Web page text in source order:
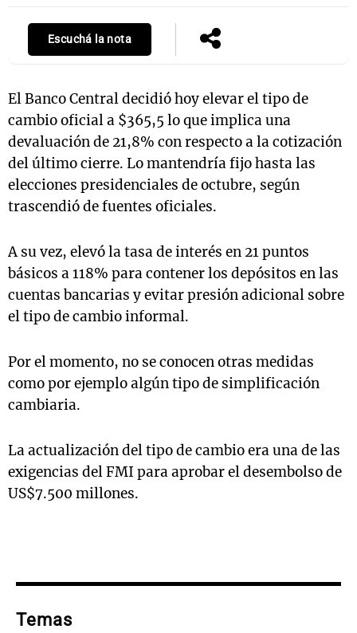
Escuchá la nota
El Banco Central decidió hoy elevar el tipo de
cambio oficial a $365,5 lo que implica una
devaluación de 21,8% con respecto a la cotización
del último cierre. Lo mantendría fijo hasta las
elecciones presidenciales de octubre, según
trascendió de fuentes oficiales.
A su vez, elevó la tasa de interés en 21 puntos
básicos a 118% para contener los depósitos en las
cuentas bancarias y evitar presión adicional sobre
el tipo de cambio informal.
Por el momento, no se conocen otras medidas
como por ejemplo algún tipo de simplificación
cambiaria.
La actualización del tipo de cambio era una de las
exigencias del FMI para aprobar el desembolso de
US$7.500 millones.
Temas